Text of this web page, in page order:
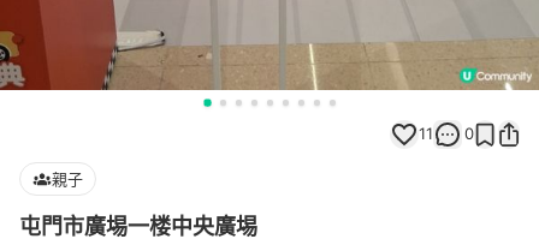
11 0
親子
屯門市廣埸一楼中央廣埸